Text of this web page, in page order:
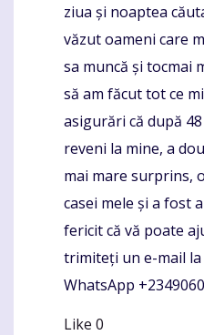
ziua și noaptea
văzut oameni care
sa muncă și tocmai
să am făcut tot ce
asigurări că după
reveni la mine, a
mai mare surprins,
casei mele și a fost
fericit că vă poate
trimiteți un e-mail la
WhatsApp
Like 0